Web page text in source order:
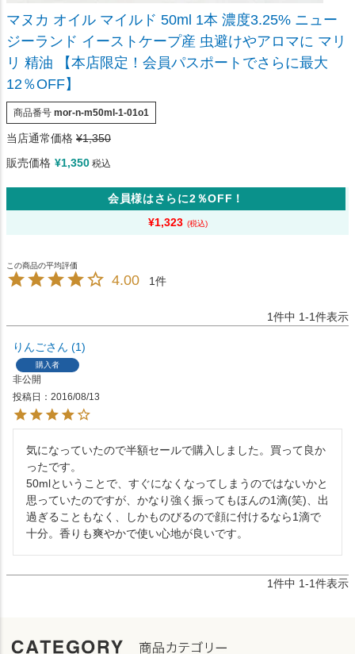
マヌカ オイル マイルド 50ml 1本 濃度3.25% ニュー
ジーランド イーストケープ産 虫避けやアロマに マリ
リ 精油 【本店限定！会員パスポートでさらに最大
12％OFF】
商品番号 mor-n-m50ml-1-01o1
当店通常価格 ¥1,350
販売価格 ¥1,350 税込
会員様はさらに2％OFF！
¥1,323
4.00 1
1件中 1-1件表示
りんご 1
購入者
非公開
投稿日
2016/08/13
気になっていたので半額セールで購入しました。買って良か
ったです。
50mlということで、すぐになくなってしまうのではないかと
思っていたのですが、かなり強く振ってもほんの1滴(笑)、出
過ぎることもなく、しかものびるので顔に付けるなら1滴で
十分。香りも爽やかで使い心地が良いです。
1件中 1-1件表示